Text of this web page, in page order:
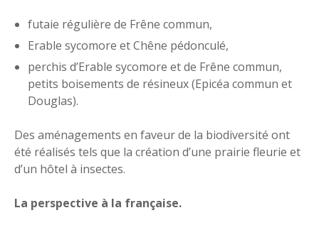
futaie régulière de Frêne commun,
Erable sycomore et Chêne pédonculé,
perchis d’Erable sycomore et de Frêne commun,
petits boisements de résineux (Epicéa commun et
Douglas).
Des aménagements en faveur de la biodiversité ont
été réalisés tels que la création d’une prairie fleurie et
d’un hôtel à insectes.
La perspective à la française.